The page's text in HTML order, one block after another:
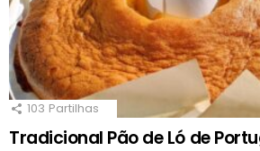
103 Partilhas
Tradicional Pão de Ló de